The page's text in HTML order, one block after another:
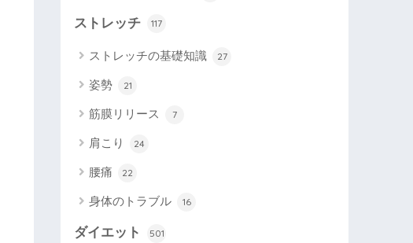
ストレッチ 117
ストレッチの基礎知識 27
姿勢 21
筋膜リリース 7
肩こり 24
腰痛 22
身体のトラブル 16
ダイエット 501